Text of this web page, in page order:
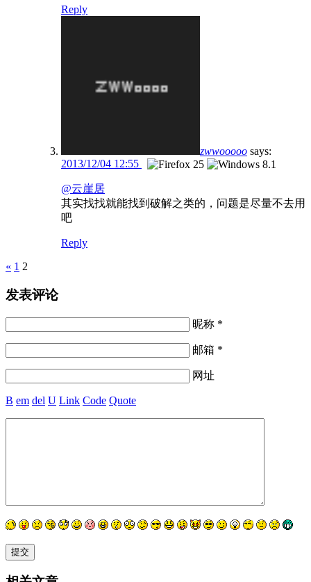
Reply
zwwooooo says:
2013/12/04 12:55
@云崖居
其实找找就能找到破解之类的，问题是尽量不去用
吧
Reply
Pages
« 1 2
发表评论
昵称 *
邮箱 *
网址
B em del U Link Code Quote